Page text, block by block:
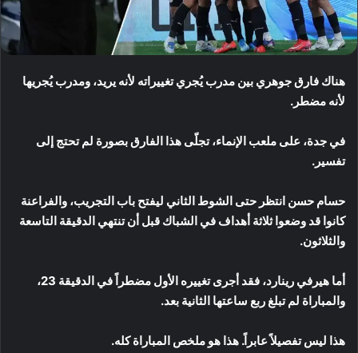
هناك فارق جوهري بين مدرب يُجري تغييراته لأنه يريد، ومدرب يُجريها
لأنه مضطر.
في جدة، على ملعب الإنماء، تجلّى هذا الفارق بصورة لم تحتج إلى
تفسير.
حسام حسن انتظر حتى الشوط الثاني ليفتح باب التجريب، والفراعنة
كانوا قد وضعوا ثلاثة أهداف في الشباك قبل أن تنتهي الدقيقة التاسعة
والثلاثون.
أما هيرفي رينارد، فقد أجرى تغييره الأول مضطراً في الدقيقة 23،
والمباراة لم تبلغ ربع ساعتها الثانية بعد.
هذا ليس تفصيلاً عابراً. هذا هو ملخص المباراة كله.